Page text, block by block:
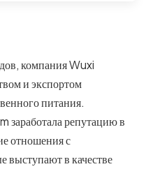
компания Wuxi
и экспортом
питания.
заработала репутацию в
отношения с
выступают в качестве